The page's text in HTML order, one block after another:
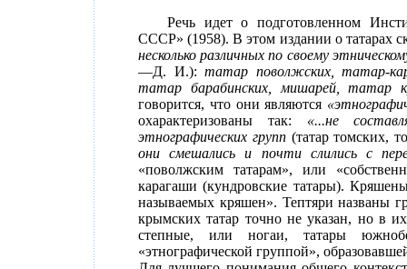
Речь идет о подготовленном
СССР» (1958). В этом издании о татарах
несколько различных по своему
—Д. И.):татар поволжских, татар-
татар барабинских, мишарей, татар
говорится, что они являются
охарактеризованы так: «...не
этнографических групп (татар томских,
они смешались и почти слились с
«поволжским татарам», или
карагаши (кундровские татары).
называемых кряшен». Тептяри названы
крымских татар точно не указан, но в
степные, или ногаи, татары
«этнографической группой»,